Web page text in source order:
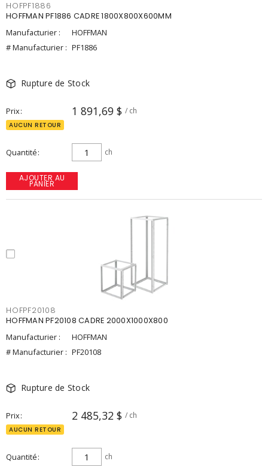
HOFPF1886
HOFFMAN PF1886 CADRE 1800X800X600MM
Manufacturier :
HOFFMAN
# Manufacturier : PF1886
Rupture de Stock
Prix 1 891,69 $ / ch
AUCUN RETOUR
Quantité ch
AJOUTER AU
PANIER
HOFPF20108
HOFFMAN PF20108 CADRE 2000X1000X800
Manufacturier :
HOFFMAN
# Manufacturier : PF20108
Rupture de Stock
Prix 2 485,32 $ / ch
AUCUN RETOUR
Quantité ch